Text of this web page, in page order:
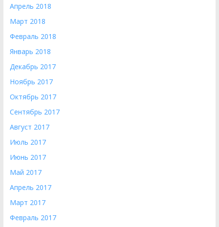
Апрель 2018
Март 2018
Февраль 2018
Январь 2018
Декабрь 2017
Ноябрь 2017
Октябрь 2017
Сентябрь 2017
Август 2017
Июль 2017
Июнь 2017
Май 2017
Апрель 2017
Март 2017
Февраль 2017